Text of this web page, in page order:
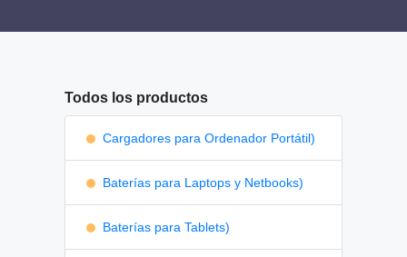
Todos los productos
Cargadores para Ordenador Portátil)
Baterías para Laptops y Netbooks)
Baterías para Tablets)